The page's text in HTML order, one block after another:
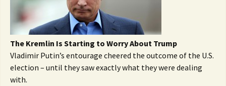
The Kremlin Is Starting to Worry About Trump
Vladimir Putin’s entourage cheered the outcome of the U.S.
election – until they saw exactly what they were dealing
with.